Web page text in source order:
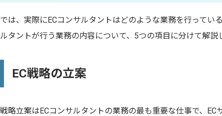
では、実際にECコンサルタントはどのような業務を行ってい
ルタントが行う業務の内容について、5つの項目に分けて解説
EC戦略の立案
戦略立案はECコンサルタントの業務の最も重要な仕事で、